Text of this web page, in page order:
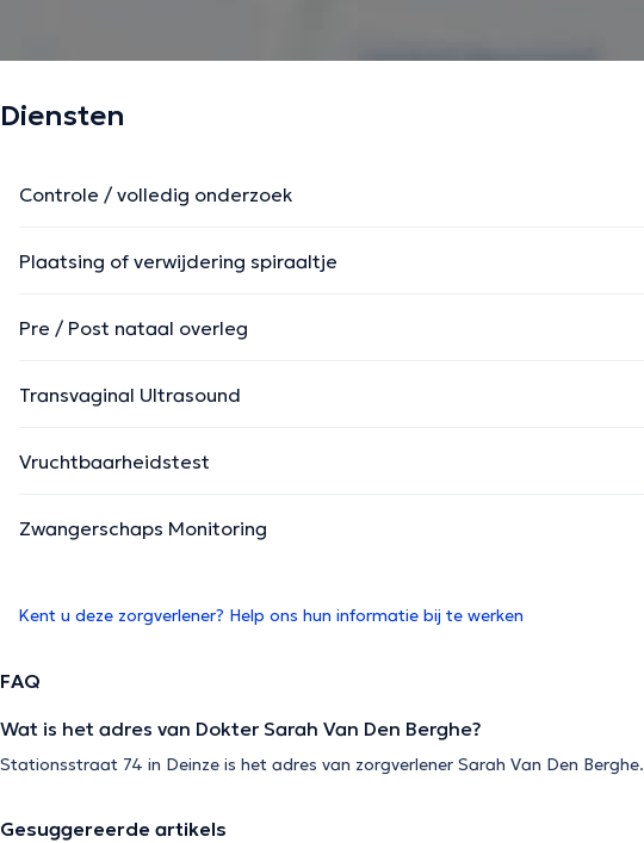
Diensten
Controle / volledig onderzoek
Plaatsing of verwijdering spiraaltje
Pre / Post nataal overleg
Transvaginal Ultrasound
Vruchtbaarheidstest
Zwangerschaps Monitoring
Kent u deze zorgverlener? Help ons hun informatie bij te werken
FAQ
Wat is het adres van Dokter Sarah Van Den Berghe?
Stationsstraat 74 in Deinze is het adres van zorgverlener Sarah Van Den Berghe.
Gesuggereerde artikels